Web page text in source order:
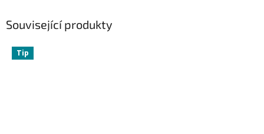
Související produkty
Tip